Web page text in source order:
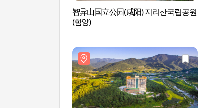
智异山国立公园(咸阳) 지리산국립공원
(함양)